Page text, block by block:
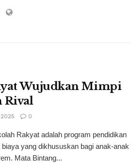
Wujudkan Mimpi
Rival
0
Rakyat adalah program pendidikan
yang dikhususkan bagi anak-anak
Mata Bintang...